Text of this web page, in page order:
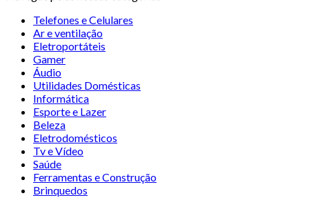
Telefones e Celulares
Ar e ventilação
Eletroportáteis
Gamer
Áudio
Utilidades Domésticas
Informática
Esporte e Lazer
Beleza
Eletrodomésticos
Tv e Vídeo
Saúde
Ferramentas e Construção
Brinquedos